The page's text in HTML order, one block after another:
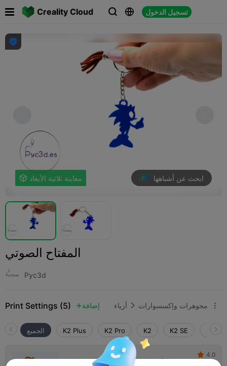
Creality Cloud   تسجيل الدخول
 

 معاينة ثلاثية الأبعاد ابحث عن أشباهها
المفتاح الصوتي
Pyc3d
Print Settings (5)  إضافة أزياء  مجوهرات وإكسسوارات 
الجميع K2 Plus K2 Pro K2 K2 SE
0.2mm layer, 3 walls, 15% infill
 4.0